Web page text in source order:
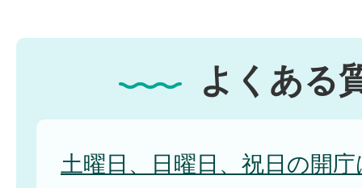
よくある
土曜日、日曜日、祝日の開